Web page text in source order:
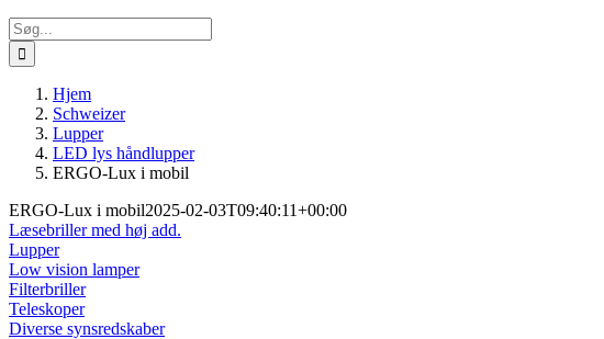
Søg
efter:
Hjem
Schweizer
Lupper
LED lys håndlupper
ERGO-Lux i mobil
ERGO-Lux i mobil2025-02-03T09:40:11+00:00
Læsebriller med høj add.
Lupper
Low vision lamper
Filterbriller
Teleskoper
Diverse synsredskaber